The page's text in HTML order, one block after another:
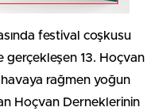
festival coşkusu
gerçekleşen 13. Hoçvan
havaya rağmen yoğun
Hoçvan Derneklerinin